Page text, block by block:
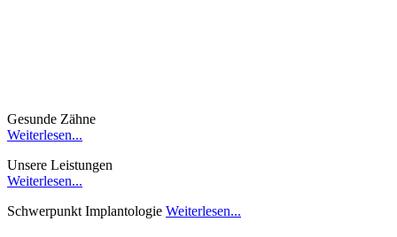
Gesunde Zähne
Weiterlesen...
Unsere Leistungen
Weiterlesen...
Schwerpunkt Implantologie Weiterlesen...